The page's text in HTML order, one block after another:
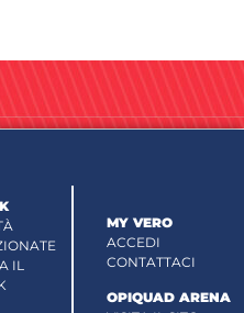
IL
MY VERO
ACCEDI
CONTATTACI
OPIQUAD ARENA